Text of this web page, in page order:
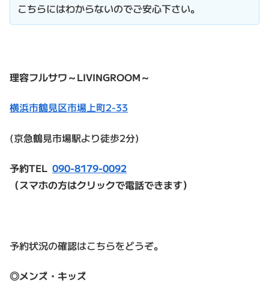
こちらにはわからないのでご安心下さい。
理容フルサワ～LIVINGROOM～
横浜市鶴見区市場上町2-33
(京急鶴見市場駅より徒歩2分)
予約TEL 090-8179-0092
（スマホの方はクリックで電話できます）
予約状況の確認はこちらをどうぞ。
◎メンズ・キッズ